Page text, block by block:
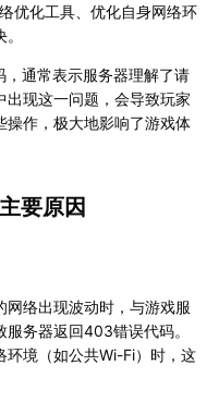
优化工具、优化自身网络环
通常表示服务器理解了请
现这一问题，会导致玩家
操作，极大地影响了游戏体
要原因
络出现波动时，与游戏服
务器返回403错误代码。
环境（如公共Wi-Fi）时，这